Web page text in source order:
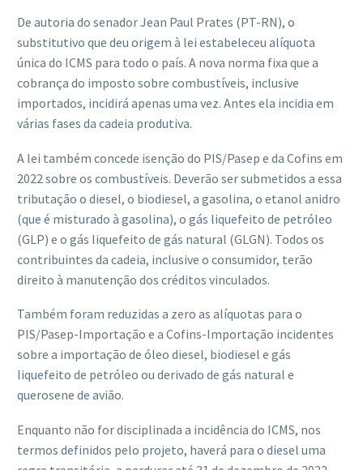
De autoria do senador Jean Paul Prates (PT-RN), o
substitutivo que deu origem à lei estabeleceu alíquota
única do ICMS para todo o país. A nova norma fixa que a
cobrança do imposto sobre combustíveis, inclusive
importados, incidirá apenas uma vez. Antes ela incidia em
várias fases da cadeia produtiva.
A lei também concede isenção do PIS/Pasep e da Cofins em
2022 sobre os combustíveis. Deverão ser submetidos a essa
tributação o diesel, o biodiesel, a gasolina, o etanol anidro
(que é misturado à gasolina), o gás liquefeito de petróleo
(GLP) e o gás liquefeito de gás natural (GLGN). Todos os
contribuintes da cadeia, inclusive o consumidor, terão
direito à manutenção dos créditos vinculados.
Também foram reduzidas a zero as alíquotas para o
PIS/Pasep-Importação e a Cofins-Importação incidentes
sobre a importação de óleo diesel, biodiesel e gás
liquefeito de petróleo ou derivado de gás natural e
querosene de avião.
Enquanto não for disciplinada a incidência do ICMS, nos
termos definidos pelo projeto, haverá para o diesel uma